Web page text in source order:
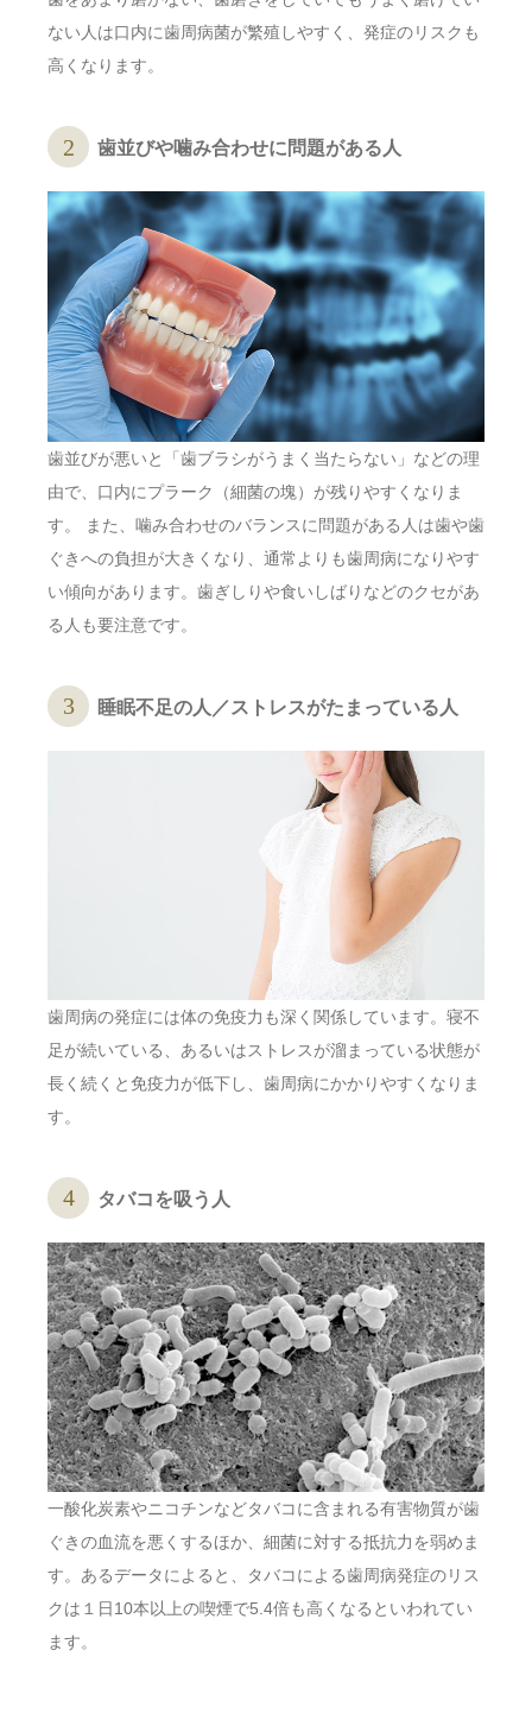
ない人は口内に歯周病菌が繁殖しやすく、発症のリスクも
高くなります。
歯並びや噛み合わせに問題がある人
歯並びが悪いと「歯ブラシがうまく当たらない」などの理
由で、口内にプラーク（細菌の塊）が残りやすくなりま
す。 また、噛み合わせのバランスに問題がある人は歯や歯
ぐきへの負担が大きくなり、通常よりも歯周病になりやす
い傾向があります。歯ぎしりや食いしばりなどのクセがあ
る人も要注意です。
睡眠不足の人／ストレスがたまっている人
歯周病の発症には体の免疫力も深く関係しています。寝不
足が続いている、あるいはストレスが溜まっている状態が
長く続くと免疫力が低下し、歯周病にかかりやすくなりま
す。
タバコを吸う人
一酸化炭素やニコチンなどタバコに含まれる有害物質が歯
ぐきの血流を悪くするほか、細菌に対する抵抗力を弱めま
す。あるデータによると、タバコによる歯周病発症のリス
クは１日10本以上の喫煙で5.4倍も高くなるといわれてい
ます。